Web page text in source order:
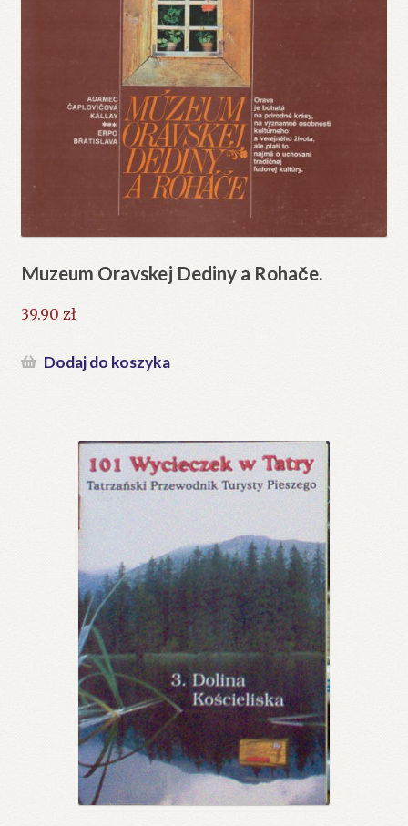
Muzeum Oravskej Dediny a Rohače.
39.90 zł
Dodaj do koszyka